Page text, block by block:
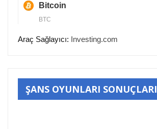
Araç Sağlayıcı: Investing.com
ŞANS OYUNLARI SONUÇLARI